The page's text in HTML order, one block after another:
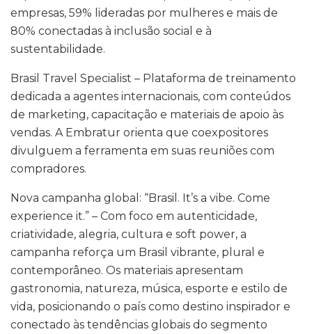
empresas, 59% lideradas por mulheres e mais de
80% conectadas à inclusão social e à
sustentabilidade.
Brasil Travel Specialist – Plataforma de treinamento
dedicada a agentes internacionais, com conteúdos
de marketing, capacitação e materiais de apoio às
vendas. A Embratur orienta que coexpositores
divulguem a ferramenta em suas reuniões com
compradores.
Nova campanha global: “Brasil. It’s a vibe. Come
experience it.” – Com foco em autenticidade,
criatividade, alegria, cultura e soft power, a
campanha reforça um Brasil vibrante, plural e
contemporâneo. Os materiais apresentam
gastronomia, natureza, música, esporte e estilo de
vida, posicionando o país como destino inspirador e
conectado às tendências globais do segmento